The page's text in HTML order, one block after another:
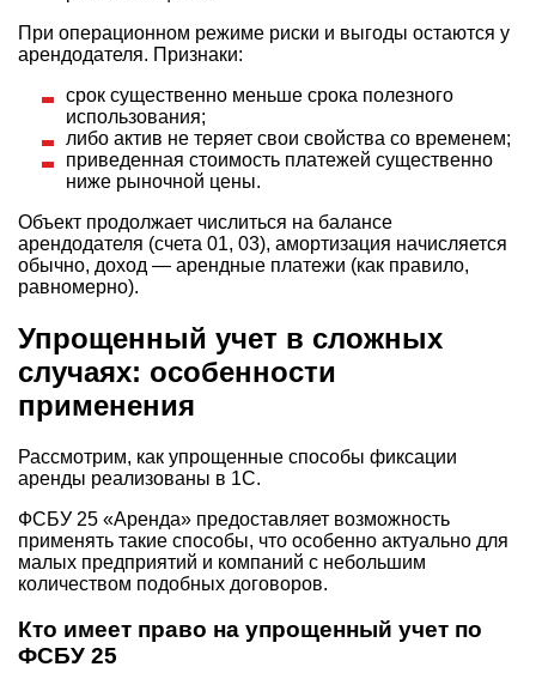
При операционном режиме риски и выгоды остаются у
арендодателя. Признаки:
срок существенно меньше срока полезного
использования;
либо актив не теряет свои свойства со временем;
приведенная стоимость платежей существенно
ниже рыночной цены.
Объект продолжает числиться на балансе
арендодателя (счета 01, 03), амортизация начисляется
обычно, доход — арендные платежи (как правило,
равномерно).
Упрощенный учет в сложных
случаях: особенности
применения
Рассмотрим, как упрощенные способы фиксации
аренды реализованы в 1С.
ФСБУ 25 «Аренда» предоставляет возможность
применять такие способы, что особенно актуально для
малых предприятий и компаний с небольшим
количеством подобных договоров.
Кто имеет право на упрощенный учет по
ФСБУ 25